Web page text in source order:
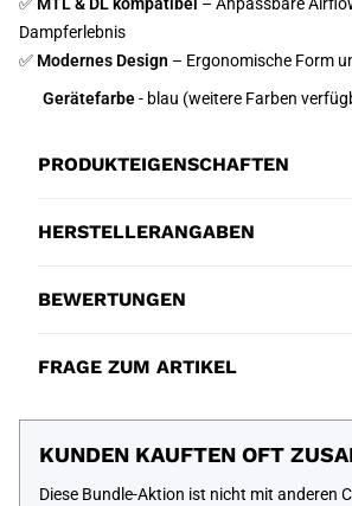
Dampferlebnis
✅ Modernes Design – Ergonomische Form
Gerätefarbe- blau (weitere Farben
PRODUKTEIGENSCHAFTEN
HERSTELLERANGABEN
BEWERTUNGEN
FRAGE ZUM ARTIKEL
KUNDEN KAUFTEN OFT
Diese Bundle-Aktion ist nicht mit anderen